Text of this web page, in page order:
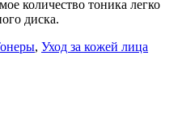
количество тоника легко
диска.
, Уход за кожей лица